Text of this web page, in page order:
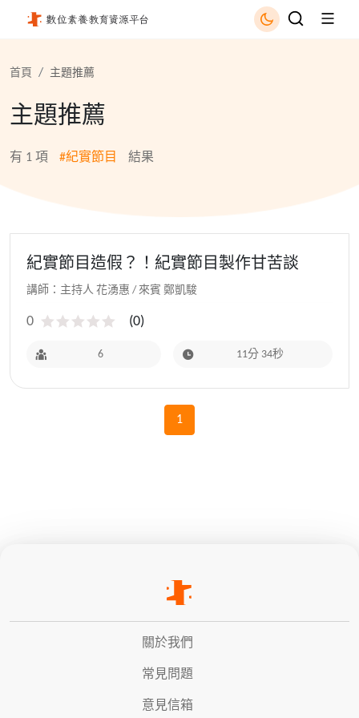
首頁 主題推薦
主題推薦
有 1 項 #紀實節目 結果
紀實節目造假？！紀實節目製作甘苦談
講師：主持人 花湧惠 / 來賓 鄭凱駿
0 (0)
6 11分 34秒
1
關於我們
常見問題
意見信箱